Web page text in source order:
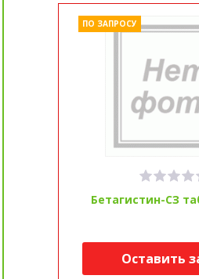
Бетагистин-СЗ
ПО ЗАПРОСУ
Оставить